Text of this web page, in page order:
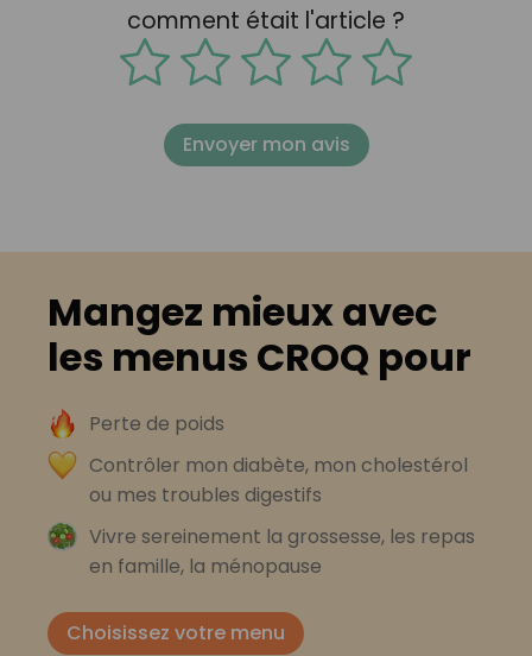
comment était l'article ?
Envoyer mon avis
Mangez mieux avec
les menus CROQ pour
Perte de poids
Contrôler mon diabète, mon cholestérol
ou mes troubles digestifs
Vivre sereinement la grossesse, les repas
en famille, la ménopause
Choisissez votre menu